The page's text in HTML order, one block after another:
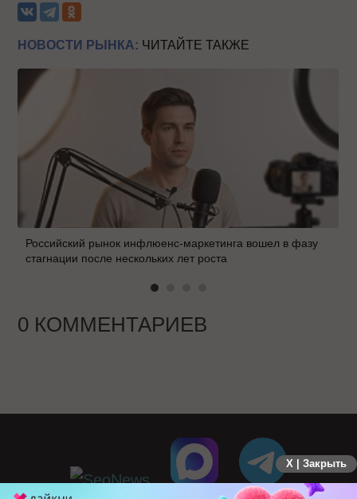
НОВОСТИ РЫНКА: ЧИТАЙТЕ ТАКЖЕ
Российский рынок инфлюенс-маркетинга вошел в фазу
стагнации после нескольких лет роста
0 КОММЕНТАРИЕВ
X | Закрыть